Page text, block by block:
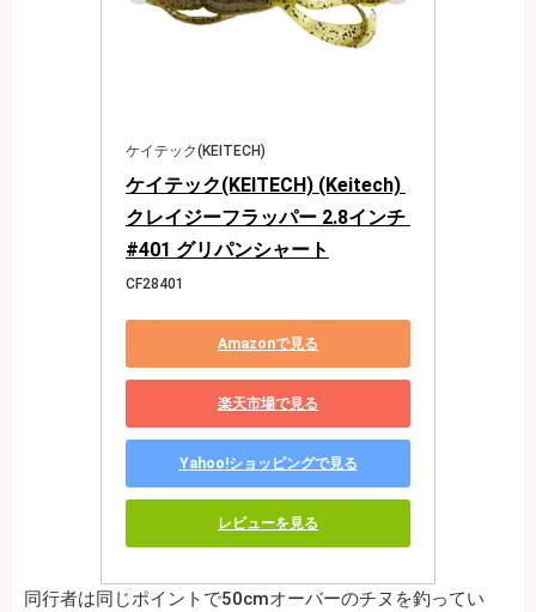
ケイテック(KEITECH)
ケイテック(KEITECH) (Keitech)
クレイジーフラッパー 2.8インチ
#401 グリパンシャート
CF28401
Amazonで見る
楽天市場で見る
Yahoo!ショッピングで見る
レビューを見る
同行者は同じポイントで50cmオーバーのチヌを釣ってい